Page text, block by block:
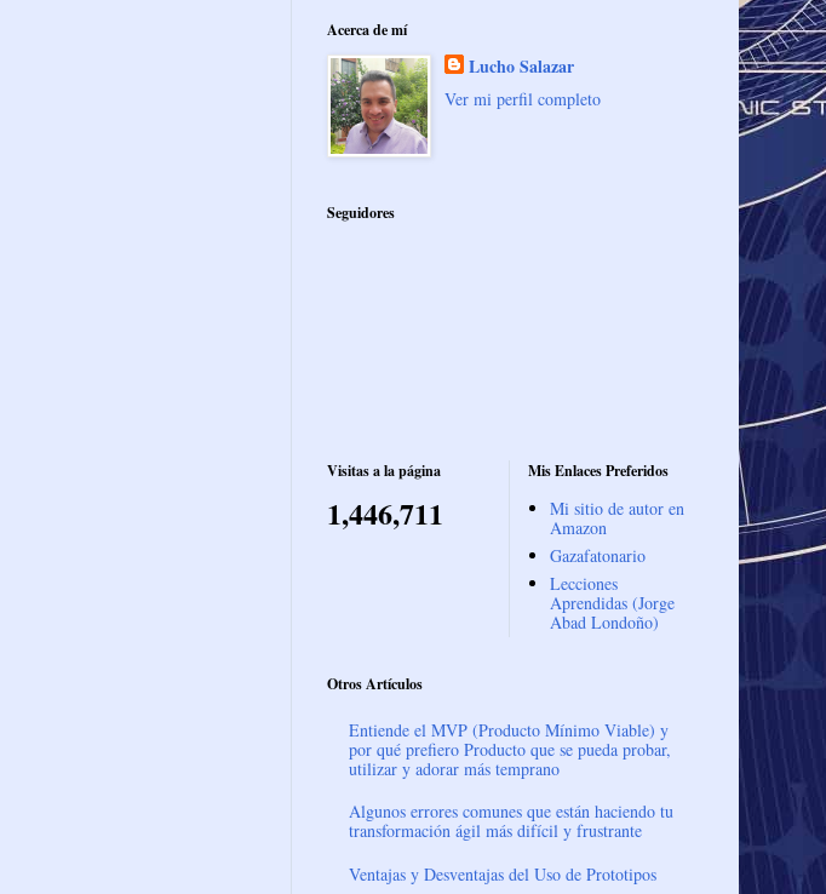
Acerca de mí
Lucho Salazar
Ver mi perfil completo
Seguidores
Visitas a la página
1,446,711
Mis Enlaces Preferidos
Mi sitio de autor en
Amazon
Gazafatonario
Lecciones
Aprendidas (Jorge
Abad Londoño)
Otros Artículos
Entiende el MVP (Producto Mínimo Viable) y
por qué prefiero Producto que se pueda probar,
utilizar y adorar más temprano
Algunos errores comunes que están haciendo tu
transformación ágil más difícil y frustrante
Ventajas y Desventajas del Uso de Prototipos